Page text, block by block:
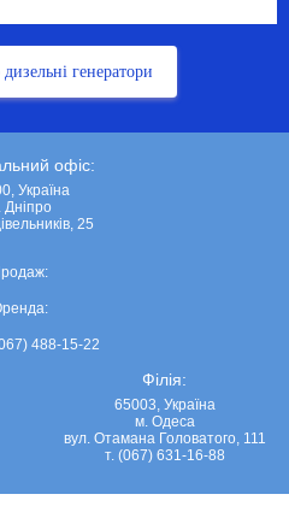
генератори
офіс:
Україна
Дніпро
25
488-15-22
Філія:
65003, Україна
м. Одеса
вул. Отамана Головатого, 111
т. (067) 631-16-88